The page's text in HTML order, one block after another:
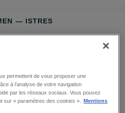
— ISTRES
permettent de vous proposer une
à l’analyse de votre navigation
par les réseaux sociaux. Vous pouvez
sur « paramètres des cookies ».
Mentions